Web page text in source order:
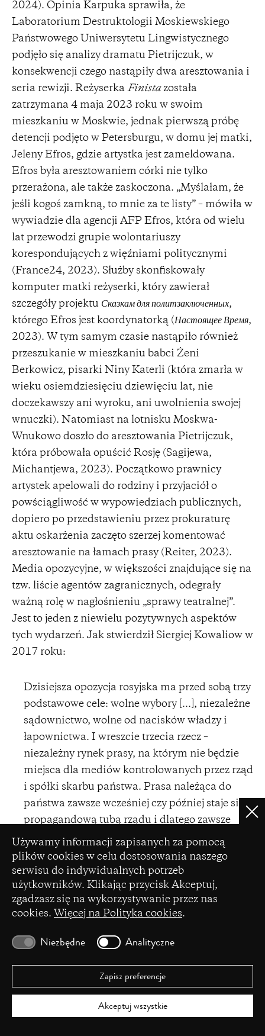
Ustawienia plików cookie
Używamy informacji zapisanych za pomocą
plików cookies w celu dostosowania naszego
serwisu do indywidualnych potrzeb
użytkowników. Klikając przycisk Akceptuj,
zgadzasz się na wykorzystywanie przez nas
cookies. Więcej na Polityka cookies.
Niezbędne Analityczne
Zapisz preferencje
Akceptuj wszystkie
2024). Opinia Karpuka sprawiła, że
Laboratorium Destruktologii Moskiewskiego
Państwowego Uniwersytetu Lingwistycznego
podjęło się analizy dramatu Pietrijczuk, w
konsekwencji czego nastąpiły dwa aresztowania i
seria rewizji. Reżyserka Finistazostała
zatrzymana 4 maja 2023 roku w swoim
mieszkaniu w Moskwie, jednak pierwszą próbę
detencji podjęto w Petersburgu, w domu jej matki,
Jeleny Efros, gdzie artystka jest zameldowana.
Efros była aresztowaniem córki nie tylko
przerażona, ale także zaskoczona. „Myślałam, że
jeśli kogoś zamkną, to mnie za te listy” – mówiła w
wywiadzie dla agencji AFP Efros, która od wielu
lat przewodzi grupie wolontariuszy
korespondujących z więźniami politycznymi
(France24, 2023). Służby skonfiskowały
komputer matki reżyserki, który zawierał
szczegóły projektu Сказкам для политзаключенных,
którego Efros jest koordynatorką (Настоящее Время,
2023). W tym samym czasie nastąpiło również
przeszukanie w mieszkaniu babci Żeni
Berkowicz, pisarki Niny Katerli (która zmarła w
wieku osiemdziesięciu dziewięciu lat, nie
doczekawszy ani wyroku, ani uwolnienia swojej
wnuczki). Natomiast na lotnisku Moskwa-
Wnukowo doszło do aresztowania Pietrijczuk,
która próbowała opuścić Rosję (Sagijewa,
Michantjewa, 2023). Początkowo prawnicy
artystek apelowali do rodziny i przyjaciół o
powściągliwość w wypowiedziach publicznych,
dopiero po przedstawieniu przez prokuraturę
aktu oskarżenia zaczęto szerzej komentować
aresztowanie na łamach prasy (Reiter, 2023).
Media opozycyjne, w większości znajdujące się na
tzw. liście agentów zagranicznych, odegrały
ważną rolę w nagłośnieniu „sprawy teatralnej”.
Jest to jeden z niewielu pozytywnych aspektów
tych wydarzeń. Jak stwierdził Siergiej Kowaliow w
2017 roku:
Dzisiejsza opozycja rosyjska ma przed sobą trzy
podstawowe cele: wolne wybory [...], niezależne
sądownictwo, wolne od nacisków władzy i
łapownictwa. I wreszcie trzecia rzecz –
niezależny rynek prasy, na którym nie będzie
miejsca dla mediów kontrolowanych przez rząd
i spółki skarbu państwa. Prasa należąca do
państwa zawsze wcześniej czy później staje się
propagandową tubą rządu i dlatego zawsze
będzie szkodliwa. W tych trzech kwestiach
zawiera się istota społeczeństwa
obywatelskiego. (Radziwon, 2017).
Zaangażowanie niezależnej prasy
rosyjskojęzycznej, często rezydującej za granicą,
pozwoliło z pewnością uświadomić wielu osobom
szczególnie tej, która poprzez sztukę sprzeciwia
się agresji na Ukrainę. Jak podkreślała w swoim
komentarzu do „sprawy teatralnej” Natalia